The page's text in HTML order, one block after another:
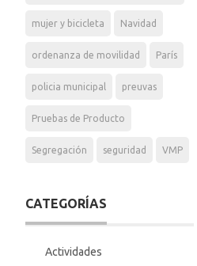
mujer y bicicleta Navidad
ordenanza de movilidad París
policia municipal preuvas
Pruebas de Producto
Segregación seguridad VMP
CATEGORÍAS
Actividades